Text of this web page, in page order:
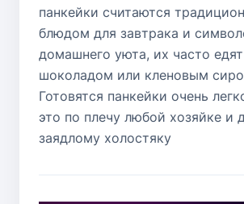
панкейки считаются
блюдом для завтрака и
домашнего уюта, их часто
шоколадом или кленовым
Готовятся панкейки очень
это по плечу любой хозяйке и
заядлому холостяку